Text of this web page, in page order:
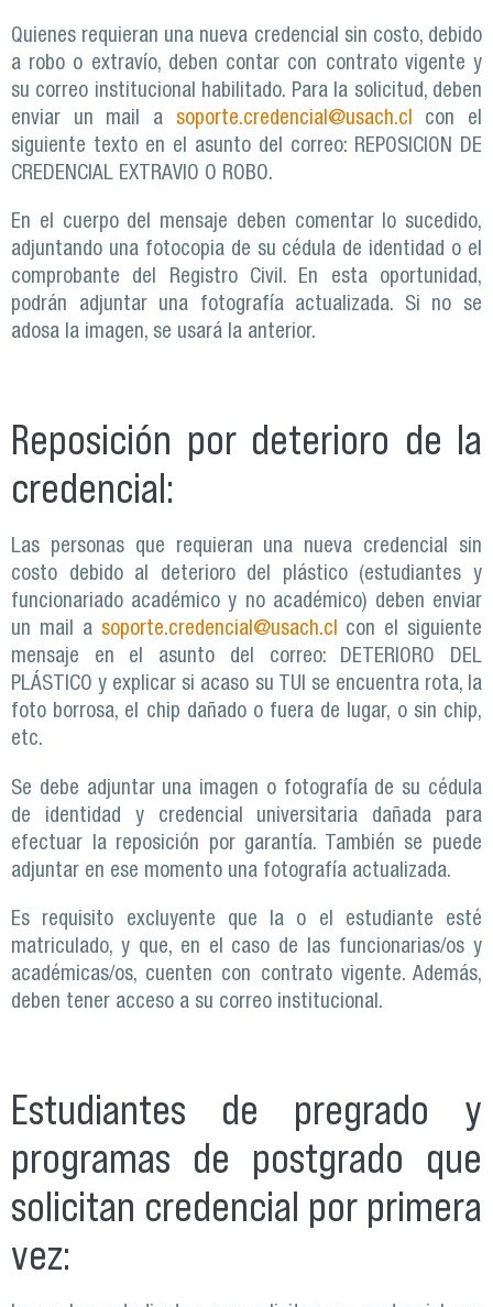
Quienes requieran una nueva credencial sin costo, debido
a robo o extravío, deben contar con contrato vigente y
su correo institucional habilitado. Para la solicitud, deben
enviar un mail a soporte.credencial@usach.cl
con el
siguiente texto en el asunto del correo: REPOSICION DE
CREDENCIAL EXTRAVIO O ROBO.
En el cuerpo del mensaje deben comentar lo sucedido,
adjuntando una fotocopia de su cédula de identidad o el
comprobante del Registro Civil. En esta oportunidad,
podrán adjuntar una fotografía actualizada. Si no se
adosa la imagen, se usará la anterior.
Reposición por deterioro de la
credencial:
Las personas que requieran una nueva credencial sin
costo debido al deterioro del plástico (estudiantes y
funcionariado académico y no académico) deben enviar
un mail a soporte.credencial@usach.cl con el siguiente
mensaje en el asunto del correo: DETERIORO DEL
PLÁSTICO y explicar si acaso su TUI se encuentra rota, la
foto borrosa, el chip dañado o fuera de lugar, o sin chip,
etc.
Se debe adjuntar una imagen o fotografía de su cédula
de identidad y credencial universitaria dañada para
efectuar la reposición por garantía. También se puede
adjuntar en ese momento una fotografía actualizada.
Es requisito excluyente que la o el estudiante esté
matriculado, y que, en el caso de las funcionarias/os y
académicas/os, cuenten con contrato vigente. Además,
deben tener acceso a su correo institucional.
Estudiantes de pregrado y
programas de postgrado que
solicitan credencial por primera
vez: